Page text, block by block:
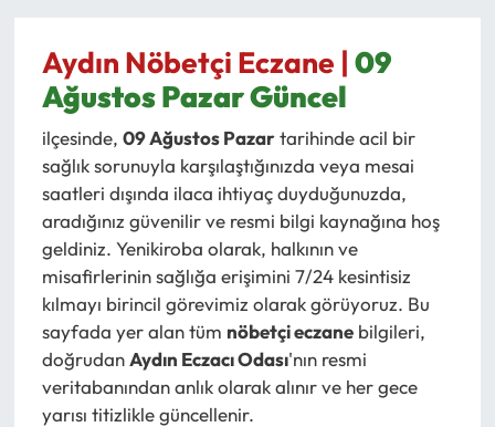
Aydın Nöbetçi Eczane |09
Ağustos Pazar Güncel
ilçesinde,09 Ağustos Pazartarihinde acil bir
sağlık sorunuyla karşılaştığınızda veya mesai
saatleri dışında ilaca ihtiyaç duyduğunuzda,
aradığınız güvenilir ve resmi bilgi kaynağına hoş
geldiniz. Yenikiroba olarak, halkının ve
misafirlerinin sağlığa erişimini 7/24 kesintisiz
kılmayı birincil görevimiz olarak görüyoruz. Bu
sayfada yer alan tüm nöbetçi eczane bilgileri,
doğrudanAydın Eczacı Odası'nın resmi
veritabanından anlık olarak alınır ve her gece
yarısı titizlikle güncellenir.